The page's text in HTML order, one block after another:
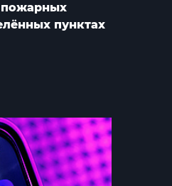
пожарных
пунктах